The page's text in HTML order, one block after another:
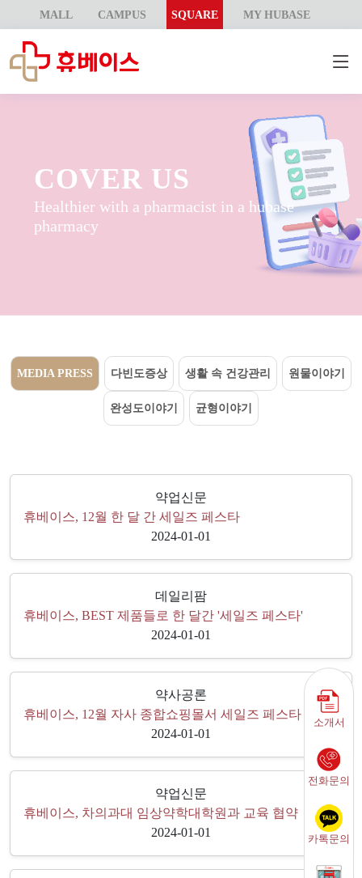
MALL CAMPUS SQUARE MY HUBASE
COVER US
Healthier with a pharmacist in a hubase
pharmacy
MEDIA PRESS 다빈도증상 생활 속 건강관리 원물이야기
완성도이야기 균형이야기
약업신문
휴베이스, 12월 한 달 간 세일즈 페스타
2024-01-01
데일리팜
휴베이스, BEST 제품들로 한 달간 '세일즈 페스타'
2024-01-01
약사공론
휴베이스, 12월 자사 종합쇼핑몰서 세일즈 페스타 개최
2024-01-01
약업신문
휴베이스, 차의과대 임상약학대학원과 교육 협약
2024-01-01
소개서
전화문의
카톡문의